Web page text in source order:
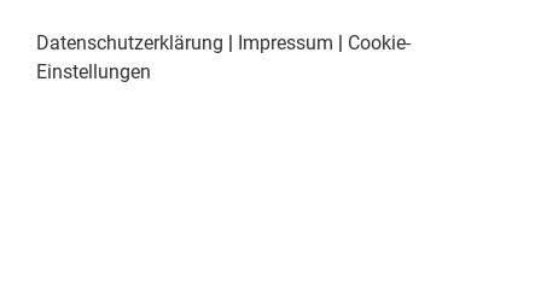
Datenschutzerklärung | Impressum | Cookie-
Einstellungen